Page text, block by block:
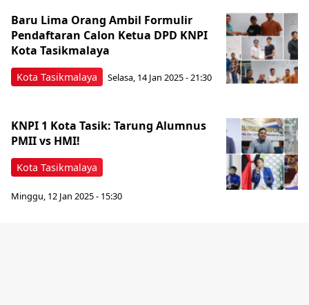
Kota Tasikmalaya
Baru Lima Orang Ambil Formulir
Pendaftaran Calon Ketua DPD KNPI
Kota Tasikmalaya
Selasa, 14 Jan 2025 - 21:30
Kota Tasikmalaya
KNPI 1 Kota Tasik: Tarung Alumnus
PMII vs HMI!
Minggu, 12 Jan 2025 - 15:30